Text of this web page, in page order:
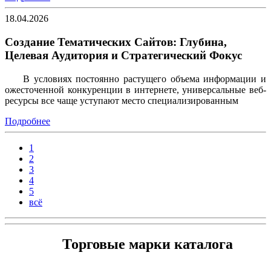
18.04.2026
Создание Тематических Сайтов: Глубина,
Целевая Аудитория и Стратегический Фокус
В условиях постоянно растущего объема информации и
ожесточенной конкуренции в интернете, универсальные веб-
ресурсы все чаще уступают место специализированным
Подробнее
1
2
3
4
5
всё
Торговые марки каталога